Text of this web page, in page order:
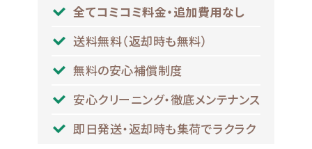
全てコミコミ料金・追加費用なし
送料無料（返却時も無料）
無料の安心補償制度
安心クリーニング・徹底メンテナンス
即日発送・返却時も集荷でラクラク